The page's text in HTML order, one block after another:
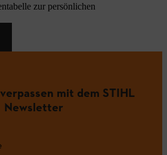
zur persönlichen
mit dem STIHL
Newsletter